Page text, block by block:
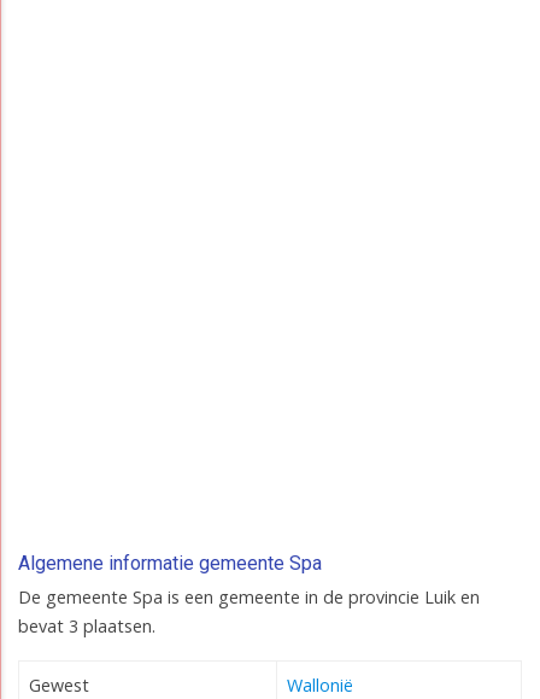
Algemene informatie gemeente Spa
De gemeente Spa is een gemeente in de provincie Luik en
bevat 3 plaatsen.
Gewest Wallonië